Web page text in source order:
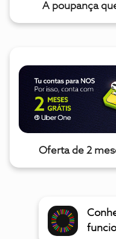
A poupança
Oferta de 2